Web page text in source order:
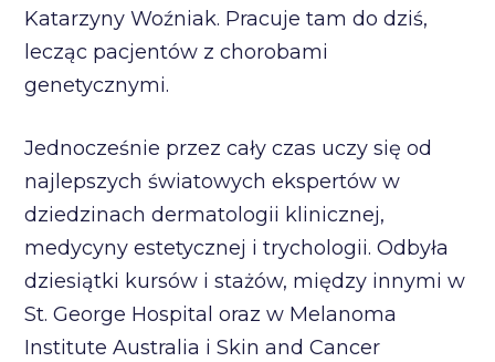
Katarzyny Woźniak. Pracuje tam do dziś,
lecząc pacjentów z chorobami
genetycznymi.
Jednocześnie przez cały czas uczy się od
najlepszych światowych ekspertów w
dziedzinach dermatologii klinicznej,
medycyny estetycznej i trychologii. Odbyła
dziesiątki kursów i stażów, między innymi w
St. George Hospital oraz w Melanoma
Institute Australia i Skin and Cancer